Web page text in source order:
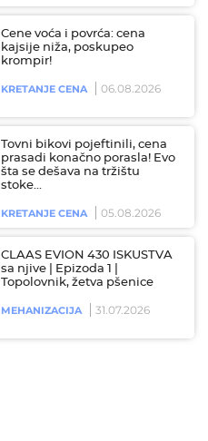
Cene voća i povrća: cena
kajsije niža, poskupeo
krompir!
KRETANJE CENA 06.08.2026
Tovni bikovi pojeftinili, cena
prasadi konačno porasla! Evo
šta se dešava na tržištu
stoke…
KRETANJE CENA 05.08.2026
CLAAS EVION 430 ISKUSTVA
sa njive | Epizoda 1 |
Topolovnik, žetva pšenice
MEHANIZACIJA 31.07.2026